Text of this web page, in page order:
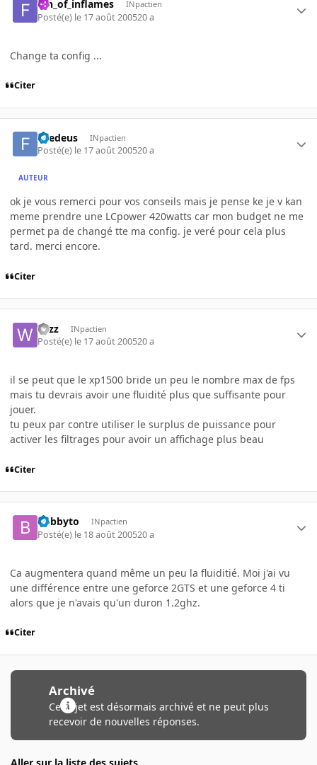
fan_of_inflames INpactien
Posté(e) le 17 août 200520 a
Change ta config ...
Citer
firedeus INpactien
Posté(e) le 17 août 200520 a
AUTEUR
ok je vous remerci pour vos conseils mais je pense ke je v kan
meme prendre une LCpower 420watts car mon budget ne me
permet pa de changé tte ma config. je veré pour cela plus
tard. merci encore.
Citer
wizz INpactien
Posté(e) le 17 août 200520 a
il se peut que le xp1500 bride un peu le nombre max de fps
mais tu devrais avoir une fluidité plus que suffisante pour
jouer.
tu peux par contre utiliser le surplus de puissance pour
activer les filtrages pour avoir un affichage plus beau
Citer
bobbyto INpactien
Posté(e) le 18 août 200520 a
Ca augmentera quand même un peu la fluiditié. Moi j'ai vu
une différence entre une geforce 2GTS et une geforce 4 ti
alors que je n'avais qu'un duron 1.2ghz.
Citer
Archivé
Ce sujet est désormais archivé et ne peut plus
recevoir de nouvelles réponses.
Aller sur la liste des sujets